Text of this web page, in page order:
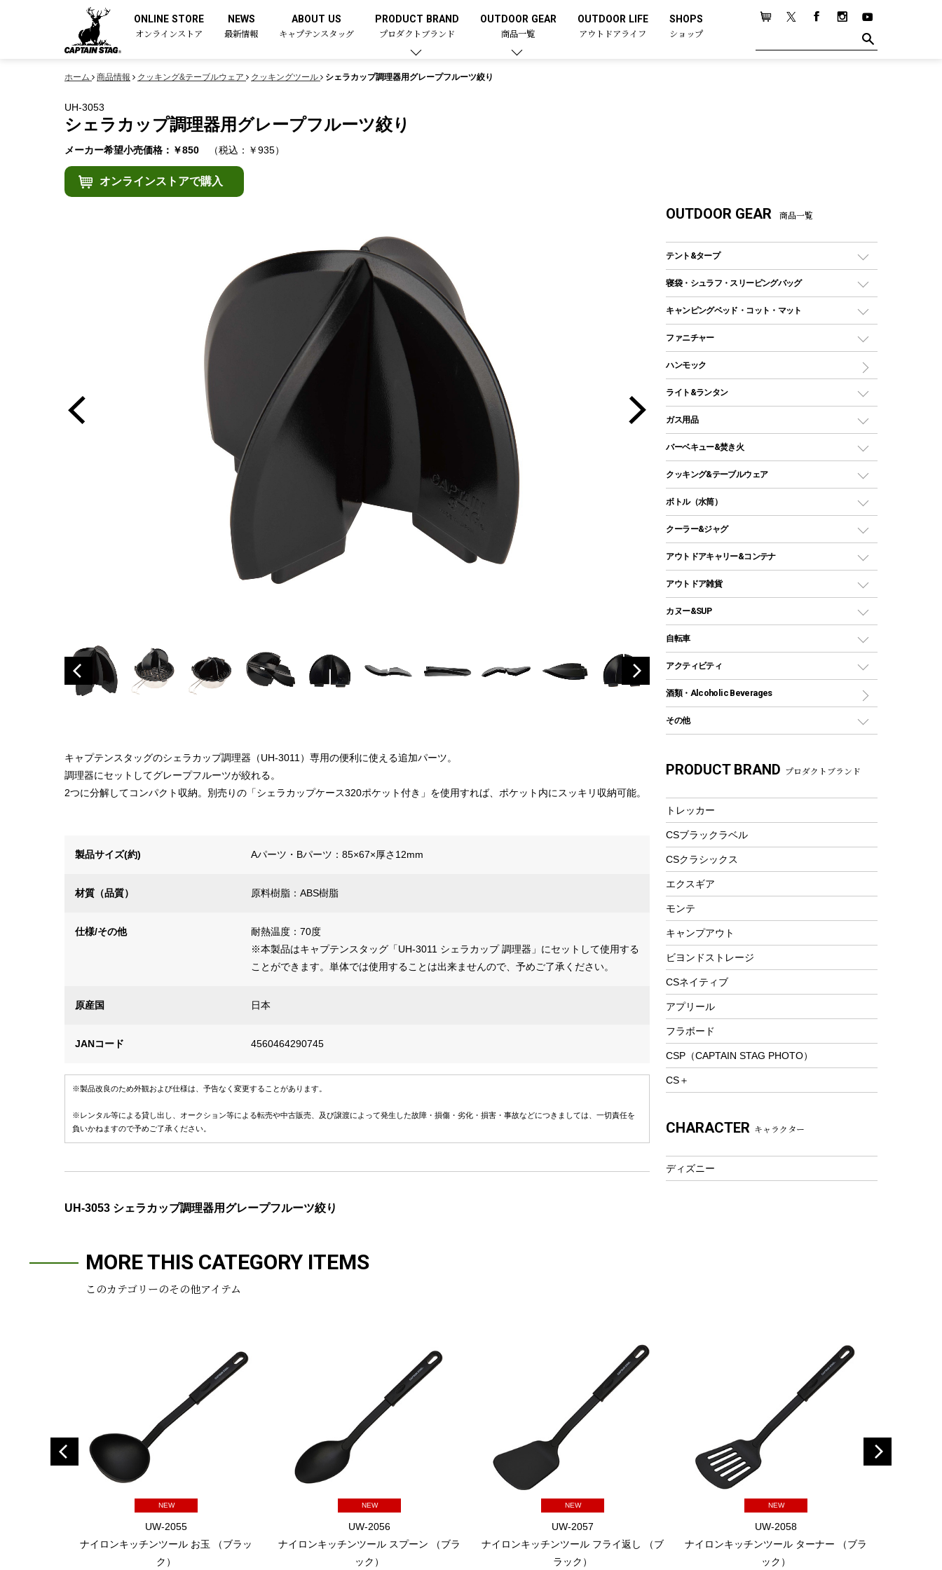
ONLINE STORE
オンラインストア
NEWS
最新情報
ABOUT US
キャプテンスタッグ
PRODUCT BRAND
プロダクトブランド
OUTDOOR GEAR
商品一覧
OUTDOOR LIFE
アウトドアライフ
SHOPS
ショップ
ホーム 商品情報 クッキング&テーブルウェア クッキングツール シェラカップ調理器用グレープフルーツ絞り
UH-3053
シェラカップ調理器用グレープフルーツ絞り
メーカー希望小売価格：￥850 （税込：￥935）
オンラインストアで購入
キャプテンスタッグのシェラカップ調理器（UH-3011）専用の便利に使える追加パーツ。
調理器にセットしてグレープフルーツが絞れる。
2つに分解してコンパクト収納。別売りの「シェラカップケース320ポケット付き」を使用すれば、ポケット内にスッキリ収納可能。
製品サイズ(約) Aパーツ・Bパーツ：85×67×厚さ12mm
材質（品質） 原料樹脂：ABS樹脂
仕様/その他
耐熱温度：70度
※本製品はキャプテンスタッグ「UH-3011 シェラカップ 調理器」にセットして使用する
ことができます。単体では使用することは出来ませんので、予めご了承ください。
原産国 日本
JANコード 4560464290745
※製品改良のため外観および仕様は、予告なく変更することがあります。
※レンタル等による貸し出し、オークション等による転売や中古販売、及び譲渡によって発生した故障・損傷・劣化・損害・事故などにつきましては、一切責任を
負いかねますので予めご了承ください。
UH-3053 シェラカップ調理器用グレープフルーツ絞り
OUTDOOR GEAR 商品一覧
テント&タープ
テント
ツールームテント
ワンポールテント
シェルターテント
ロッジ型・オリジナルテント
タープ
スクエアタープ（レクタタープ）
メッシュタープ
自立式タープ
パラソル
テントアクセサリー
ペグ
グランドシート
ガイドロープ
ツール
寝袋・シュラフ・スリーピングバッグ
レクタングラー型（封筒型）シュラフ
インナーシュラフ
キャンピングベッド・コット・マット
キャンピングベッド・コット
インフレータブルマット
ファニチャー
アウトドアテーブル
レジャーシート
ハンモック
ライト&ランタン
LEDランタン
ガスランタン
オイルランタン
LEDライト
ヘッドライト
キャンドル
ガス用品
ガスバーナー
ガス缶
ガストーチ、ライター
バーベキュー&焚き火
バーベキューコンロ、グリル
焚き火台タイプ（ロースタイル）グリル
卓上タイプグリル
パーティータイプグリル
鉄板、アミ
焚き火台&ストーブ
火起こし
バーベキューツール
燃料・着火剤・炭
クッキング&テーブルウェア
ダッチオーブン
ホットサンドメーカー
クッカーセット
シェラカップ
クッキングツール
ナイフ
カトラリー
マグカップ、カップ
フードボトル
コーヒー&ミル
トレー
ランチョンマット
ランチボックス
ピクニックセット
ボトル（水筒）
ステンレスボトル
コップ付きタイプ
ワンタッチタイプ
プラスチックボトル
ディズニーボトル
クーラー&ジャグ
クーラーボックス
クーラーバッグ
ウォータージャグ
保冷剤
アウトドアキャリー&コンテナ
アウトドアキャリー
アウトドア雑貨
バックパック&バッグ
リュック、バックパック
トートバッグ、サコッシュ
ショッピングキャリー
その他アウトドア雑貨
レイン
ツール、他
カヌー&SUP
インフレータブル
カヤック
パドル
ヘルメット
アクセサリー
自転車
折りたたみ自転車
スポーツサイクル
シティサイクル
自転車用アクセサリー
自転車ウェア
アクティビティ
マリン
ラッシュガード
テント
フローティングベスト
ヘルメット
エアーポンプ
ウィンター
防寒ウェア
ツール&アクセサリー
トレッキング
トレッキングステッキ
トレッキングアクセサリー
プレイグッズ
ウェルネス
フィットネス
アクセサリー
酒類・Alcoholic Beverages
その他
湯たんぽ
PRODUCT BRAND プロダクトブランド
トレッカー
CSブラックラベル
CSクラシックス
エクスギア
モンテ
キャンプアウト
ビヨンドストレージ
CSネイティブ
アプリール
フラボード
CSP（CAPTAIN STAG PHOTO）
CS＋
CHARACTER キャラクター
ディズニー
MORE THIS CATEGORY ITEMS
このカテゴリーのその他アイテム
NEW
UW-2055
ナイロンキッチンツール お玉 （ブラッ
ク）
NEW
UW-2056
ナイロンキッチンツール スプーン （ブラ
ック）
NEW
UW-2057
ナイロンキッチンツール フライ返し （ブ
ラック）
NEW
UW-2058
ナイロンキッチンツール ターナー （ブラ
ック）